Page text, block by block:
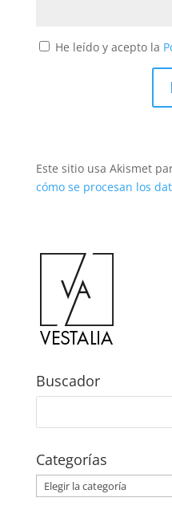
He leído y acepto la
Este sitio usa Akismet
cómo se procesan los
Buscador
Categorías
Categorías